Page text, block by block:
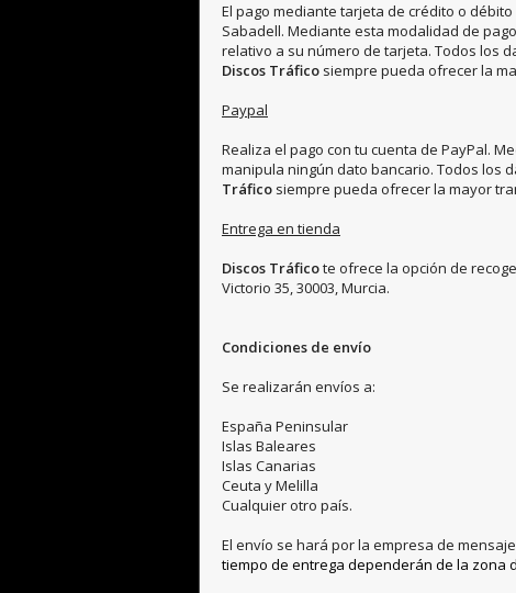
El pago mediante tarjeta de crédito o
Sabadell. Mediante esta modalidad de
relativo a su número de tarjeta. Todos los
Discos Tráfico siempre pueda ofrecer la
Paypal
Realiza el pago con tu cuenta de PayPal.
manipula ningún dato bancario. Todos los
Tráfico siempre pueda ofrecer la mayor
Entrega en tienda
Discos Tráficote ofrece la opción de
Victorio 35, 30003, Murcia.
Condiciones de envío
Se realizarán envíos a:
España Peninsular
Islas Baleares
Islas Canarias
Ceuta y Melilla
Cualquier otro país.
El envío se hará por la empresa de
tiempo de entrega dependerán de la zona